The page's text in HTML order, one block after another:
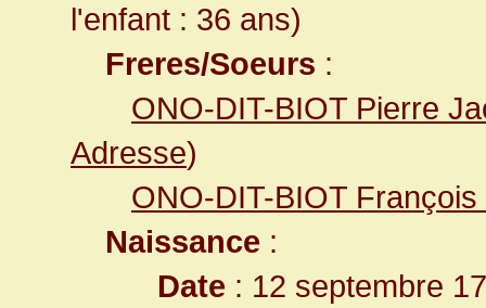
l'enfant : 36 ans)
Freres/Soeurs :
ONO-DIT-BIOT Pierre
Adresse)
ONO-DIT-BIOT
Naissance :
Date : 12 septembre